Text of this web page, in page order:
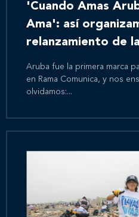
'Cuando Amas
Ama': así
relanzamiento de
Aruba fue la primera marca
en Rama Comunica, y nos
olvidamos:...